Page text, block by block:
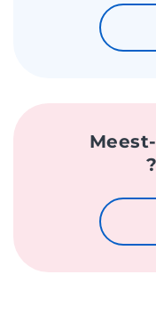
עדיין לא נרשמת ל-Meest